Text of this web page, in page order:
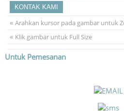
KONTAK KAMI
« Arahkan kursor pada gambar untuk
« Klik gambar untuk Full Size
Untuk Pemesanan